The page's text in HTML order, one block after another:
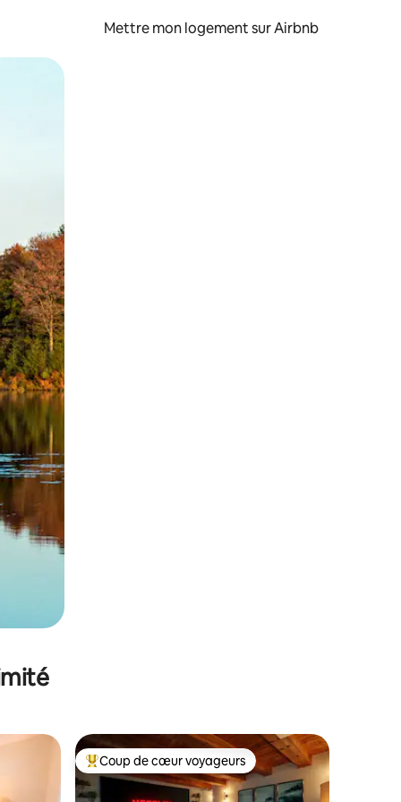
Mettre mon logement sur Airbnb
glisser.
Coups de cœur voyageurs les plus appréciés
Coup de cœur voyageurs